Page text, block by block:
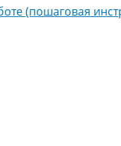
(пошаговая